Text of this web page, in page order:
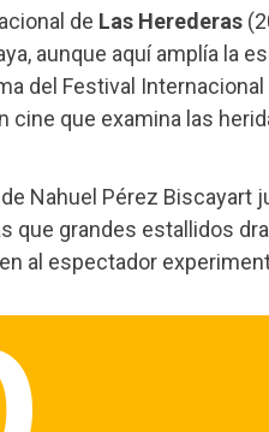
de Las Herederas
aunque aquí amplía la
del Festival
cine que examina las
Nahuel Pérez
que grandes estallidos
al espectador